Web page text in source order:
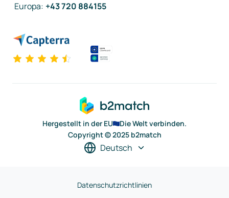
Europa: +43 720 884155
Hergestellt in der EU
Die Welt verbinden.
Copyright © 2025 b2match
Deutsch
Datenschutzrichtlinien